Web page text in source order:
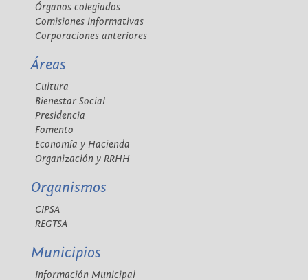
Órganos colegiados
Comisiones informativas
Corporaciones anteriores
Áreas
Cultura
Bienestar Social
Presidencia
Fomento
Economía y Hacienda
Organización y RRHH
Organismos
CIPSA
REGTSA
Municipios
Información Municipal